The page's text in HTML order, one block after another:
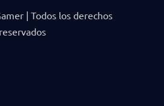
| Todos los derechos
reservados